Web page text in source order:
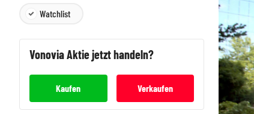
Watchlist
VonoviaAktie jetzt handeln?
Kaufen Verkaufen